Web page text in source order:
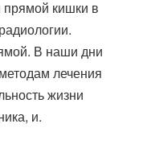
прямой кишки в
В наши дни
лечения
жизни
и.